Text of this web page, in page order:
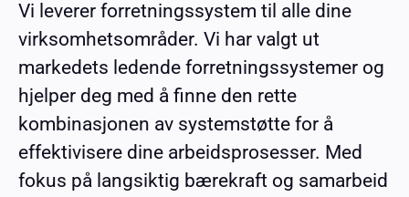
Vi leverer forretningssystem til alle dine
virksomhetsområder. Vi har valgt ut
markedets ledende forretningssystemer og
hjelper deg med å finne den rette
kombinasjonen av systemstøtte for å
effektivisere dine arbeidsprosesser. Med
fokus på langsiktig bærekraft og samarbeid